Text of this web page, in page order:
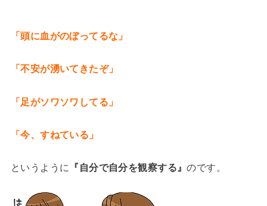
「頭に血がのぼってるな」
「不安が湧いてきたぞ」
「足がソワソワしてる」
「今、すねている」
というように 『自分で自分を観察する』のです。